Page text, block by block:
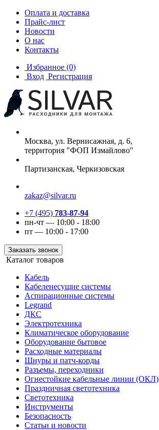
Оплата и доставка
Прайс-лист
Новости
О нас
Контакты
Избранное (0)
Вход Регистрация
Москва, ул. Вернисажная, д. 6,
территория "ФОП Измайлово"
Партизанская, Черкизовская
zakaz@silvar.ru
+7 (495) 783-87-94
пн-чт — 10:00 - 18:00
пт — 10:00 - 17:00
Заказать звонок
Каталог товаров
Кабель
Кабеленесущие системы
Аспирационные системы
Legrand
ДКС
Электротехника
Климатическое оборудование
Оборудование бытовое
Расходные материалы
Шнуры и патч-корды
Разъемы, переходники
Огнестойкие кабельные линии (ОКЛ)
Праздничная светотехника
Светотехника
Инструменты
Безопасность
Статьи и новости